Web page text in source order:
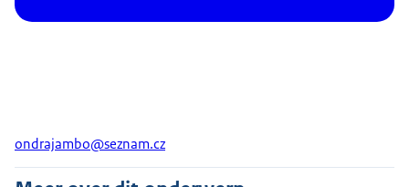
ondrajambo@seznam.cz